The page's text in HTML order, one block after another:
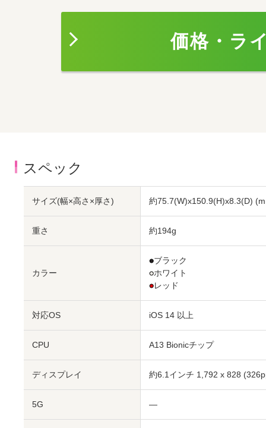
価格・ラ
スペック
サイズ(幅×高さ×厚さ) 約75.7(W)x150.9(H)x8.3(D)
重さ 約194g
カラー
●ブラック
●ホワイト
●レッド
対応OS iOS 14 以上
CPU A13 Bionicチップ
ディスプレイ 約6.1インチ 1,792 x 828
5G ―